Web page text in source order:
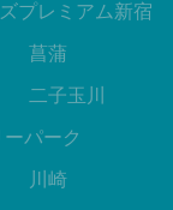
プレミアム新宿
菖蒲
二子玉川
パーク
川崎